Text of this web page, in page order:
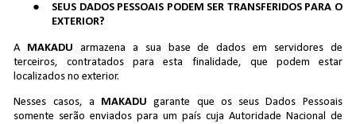
SEUS DADOS PESSOAIS PODEM SER TRANSFERIDOS PARA O
EXTERIOR?
A MAKADU armazena a sua base de dados em servidores de
terceiros, contratados para esta finalidade, que podem estar
localizados no exterior.
Nesses casos, a MAKADU garante que os seus Dados Pessoais
somente serão enviados para um país cuja Autoridade Nacional de